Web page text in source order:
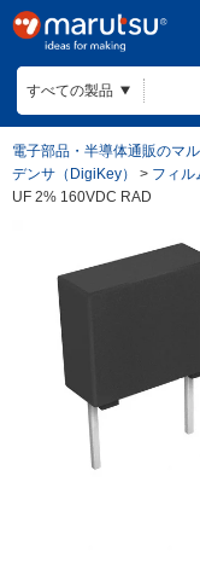
電子部品・半導体通販のマ
デンサ（DigiKey）
> フィル
UF 2% 160VDC RAD